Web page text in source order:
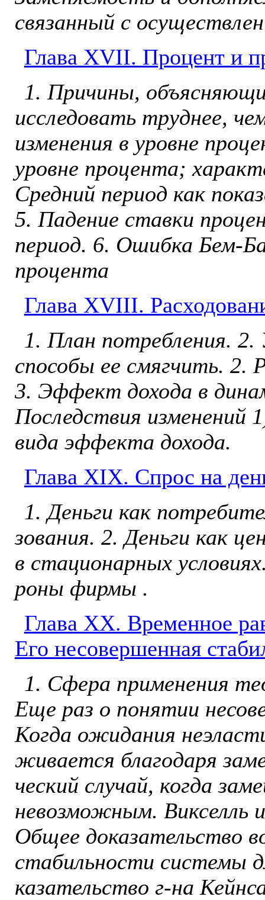
связанный с
Глава ХVII. Процент и
1. Причины,
исследовать труднее,
изменения в уровне
уровне процента;
Средний период как
5. Падение ставки
период. 6. Ошибка Бем-
процента
Глава ХVIII.
1. План потребления. 2.
способы ее смягчить. 2.
3. Эф­фект дохода в
Последствия изменений
вида эффекта дохода.
Глава ХIX. Спрос на
1. Деньги как
зования. 2. Деньги как
в стационарных
роны фирмы .
Глава ХX. Временное
Его несовершенная
1. Сфера применения
Еще раз о понятии
Когда ожидания
живается благодаря
ческий случай, когда
невозможным. Викселль
Общее доказательство
стабильности системы
казательство г-на